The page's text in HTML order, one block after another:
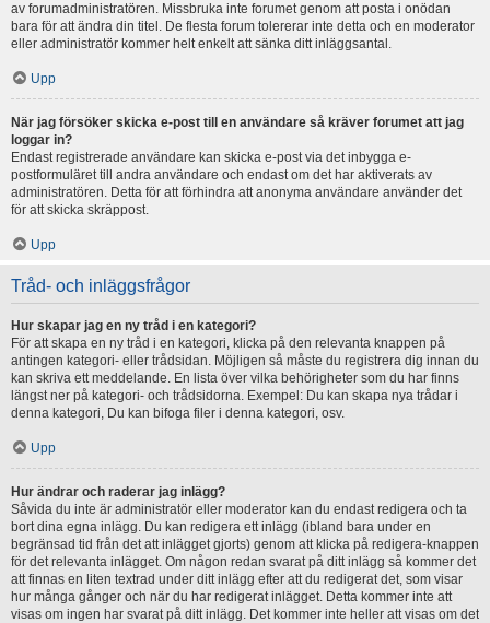
av forumadministratören. Missbruka inte forumet genom att posta i onödan
bara för att ändra din titel. De flesta forum tolererar inte detta och en moderator
eller administratör kommer helt enkelt att sänka ditt inläggsantal.
Upp
När jag försöker skicka e-post till en användare så kräver forumet att jag
loggar in?
Endast registrerade användare kan skicka e-post via det inbygga e-
postformuläret till andra användare och endast om det har aktiverats av
administratören. Detta för att förhindra att anonyma användare använder det
för att skicka skräppost.
Upp
Tråd- och inläggsfrågor
Hur skapar jag en ny tråd i en kategori?
För att skapa en ny tråd i en kategori, klicka på den relevanta knappen på
antingen kategori- eller trådsidan. Möjligen så måste du registrera dig innan du
kan skriva ett meddelande. En lista över vilka behörigheter som du har finns
längst ner på kategori- och trådsidorna. Exempel: Du kan skapa nya trådar i
denna kategori, Du kan bifoga filer i denna kategori, osv.
Upp
Hur ändrar och raderar jag inlägg?
Såvida du inte är administratör eller moderator kan du endast redigera och ta
bort dina egna inlägg. Du kan redigera ett inlägg (ibland bara under en
begränsad tid från det att inlägget gjorts) genom att klicka på redigera-knappen
för det relevanta inlägget. Om någon redan svarat på ditt inlägg så kommer det
att finnas en liten textrad under ditt inlägg efter att du redigerat det, som visar
hur många gånger och när du har redigerat inlägget. Detta kommer inte att
visas om ingen har svarat på ditt inlägg. Det kommer inte heller att visas om det